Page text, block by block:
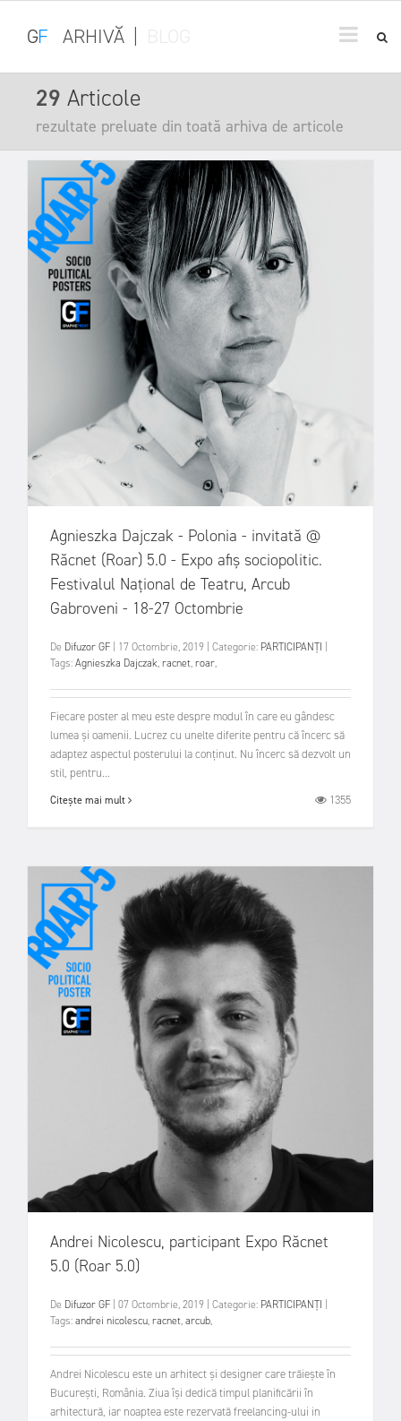
GF ARHIVĂ
29 Articole
rezultate preluate din toată arhiva de articole
Agnieszka Dajczak - Polonia - invitată @
Răcnet (Roar) 5.0 - Expo afiș sociopolitic.
Festivalul Național de Teatru, Arcub
Gabroveni - 18-27 Octombrie
De Difuzor GF 17 Octombrie, 2019 Categorie: PARTICIPANȚI
Tags:Agnieszka Dajczak,racnet,roar,
Fiecare poster al meu este despre modul în care eu gândesc
lumea și oamenii. Lucrez cu unelte diferite pentru că încerc să
adaptez aspectul posterului la conținut. Nu încerc să dezvolt un
stil, pentru...
Citește mai mult 1355
Andrei Nicolescu, participant Expo Răcnet
5.0 (Roar 5.0)
De Difuzor GF 07 Octombrie, 2019 Categorie: PARTICIPANȚI
Tags:andrei nicolescu,racnet,arcub,
Andrei Nicolescu este un arhitect și designer care trăiește în
București, România. Ziua își dedică timpul planificării în
arhitectură, iar noaptea este rezervată freelancing-ului in